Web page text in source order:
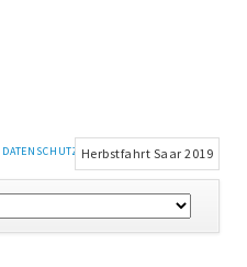
Herbstfahrt Saar 2019